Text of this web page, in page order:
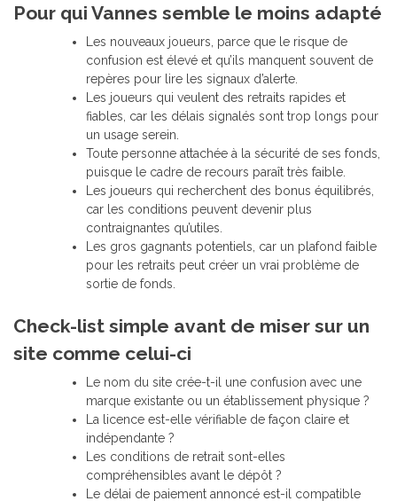
Pour qui Vannes semble le moins adapté
Les nouveaux joueurs, parce que le risque de
confusion est élevé et qu’ils manquent souvent de
repères pour lire les signaux d’alerte.
Les joueurs qui veulent des retraits rapides et
fiables, car les délais signalés sont trop longs pour
un usage serein.
Toute personne attachée à la sécurité de ses fonds,
puisque le cadre de recours paraît très faible.
Les joueurs qui recherchent des bonus équilibrés,
car les conditions peuvent devenir plus
contraignantes qu’utiles.
Les gros gagnants potentiels, car un plafond faible
pour les retraits peut créer un vrai problème de
sortie de fonds.
Check-list simple avant de miser sur un
site comme celui-ci
Le nom du site crée-t-il une confusion avec une
marque existante ou un établissement physique ?
La licence est-elle vérifiable de façon claire et
indépendante ?
Les conditions de retrait sont-elles
compréhensibles avant le dépôt ?
Le délai de paiement annoncé est-il compatible